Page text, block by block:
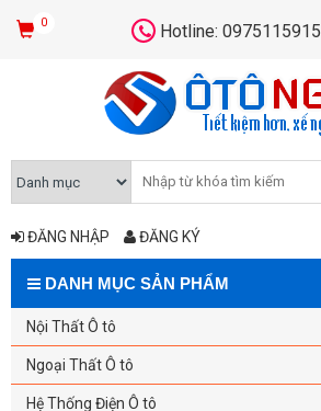
0 Hotline: 0975115915
ĐĂNG NHẬP ĐĂNG KÝ
DANH MỤC SẢN PHẨM
Nội Thất Ô tô
Ngoại Thất Ô tô
Hệ Thống Điện Ô tô